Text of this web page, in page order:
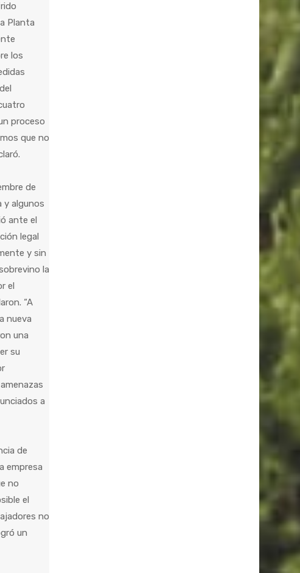
Planta
los
proceso
que no
de
y algunos
ante el
legal
y sin
la
el
“A
nueva
una
su
a
de
empresa
no
el
no
un